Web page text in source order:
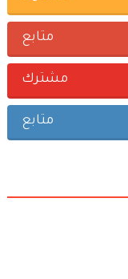
متابع
مشترك
متابع